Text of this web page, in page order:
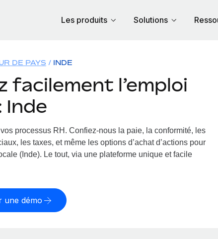
Les produits Solutions
DE PAYS INDE
facilement l’emploi
Inde
processus RH. Confiez-nous la paie, la conformité, les
les taxes, et même les options d’achat d’actions pour
(Inde). Le tout, via une plateforme unique et facile
une démo